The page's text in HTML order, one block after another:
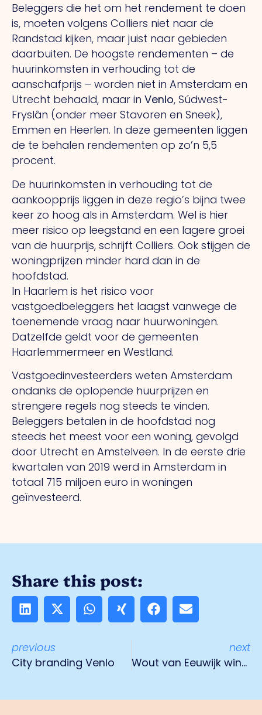
Beleggers die het om het rendement te doen
is, moeten volgens Colliers niet naar de
Randstad kijken, maar juist naar gebieden
daarbuiten. De hoogste rendementen – de
huurinkomsten in verhouding tot de
aanschafprijs – worden niet in Amsterdam en
Utrecht behaald, maar in Venlo, Súdwest-
Fryslân (onder meer Stavoren en Sneek),
Emmen en Heerlen. In deze gemeenten liggen
de te behalen rendementen op zo’n 5,5
procent.
De huurinkomsten in verhouding tot de
aankoopprijs liggen in deze regio’s bijna twee
keer zo hoog als in Amsterdam. Wel is hier
meer risico op leegstand en een lagere groei
van de huurprijs, schrijft Colliers. Ook stijgen de
woningprijzen minder hard dan in de
hoofdstad.
In Haarlem is het risico voor
vastgoedbeleggers het laagst vanwege de
toenemende vraag naar huurwoningen.
Datzelfde geldt voor de gemeenten
Haarlemmermeer en Westland.
Vastgoedinvesteerders weten Amsterdam
ondanks de oplopende huurprijzen en
strengere regels nog steeds te vinden.
Beleggers betalen in de hoofdstad nog
steeds het meest voor een woning, gevolgd
door Utrecht en Amstelveen. In de eerste drie
kwartalen van 2019 werd in Amsterdam in
totaal 715 miljoen euro in woningen
geïnvesteerd.
Share this post:
previous
City branding Venlo
next
Wout van Eeuwijk winnaar Lodewijk van der Grinten prijs